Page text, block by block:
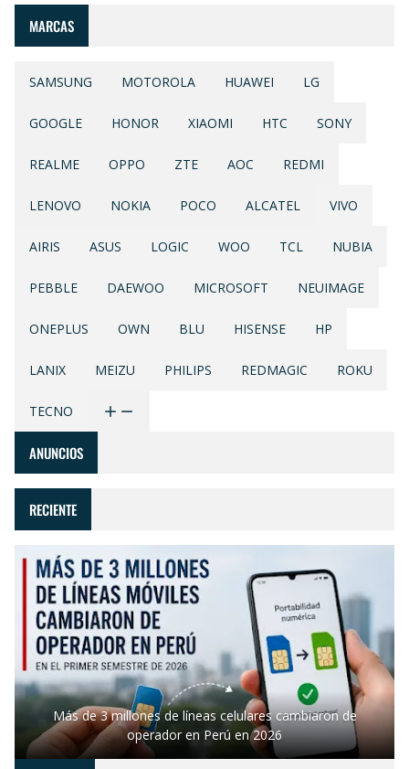
MARCAS
SAMSUNG MOTOROLA HUAWEI LG
GOOGLE HONOR XIAOMI HTC SONY
REALME OPPO ZTE AOC REDMI
LENOVO NOKIA POCO ALCATEL VIVO
AIRIS ASUS LOGIC WOO TCL NUBIA
PEBBLE DAEWOO MICROSOFT NEUIMAGE
ONEPLUS OWN BLU HISENSE HP
LANIX MEIZU PHILIPS REDMAGIC ROKU
TECNO
ANUNCIOS
RECIENTE
Más de 3 millones de líneas celulares cambiaron de
operador en Perú en 2026